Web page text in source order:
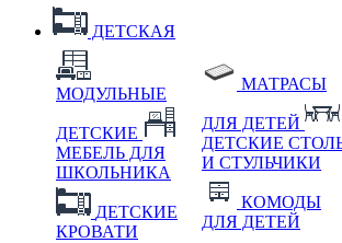
ДЕТСКАЯ
МОДУЛЬНЫЕ
ДЕТСКИЕ
МЕБЕЛЬ ДЛЯ
ШКОЛЬНИКА
ДЕТСКИЕ
КРОВАТИ
МАТРАСЫ
ДЛЯ ДЕТЕЙ
ДЕТСКИЕ
И СТУЛЬЧИКИ
КОМОДЫ
ДЛЯ ДЕТЕЙ